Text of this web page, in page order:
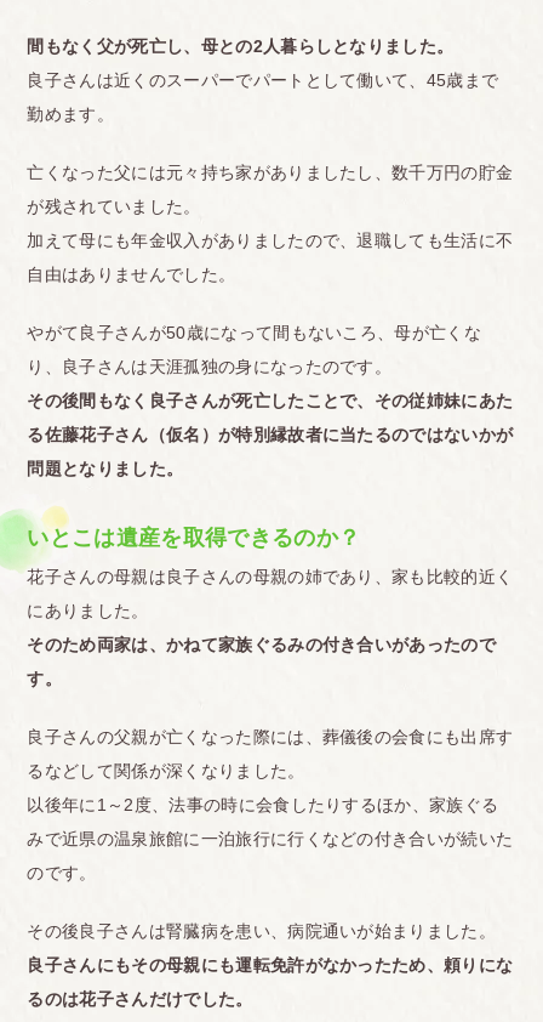
間もなく父が死亡し、母との2人暮らしとなりました。
良子さんは近くのスーパーでパートとして働いて、45歳まで
勤めます。
亡くなった父には元々持ち家がありましたし、数千万円の貯金
が残されていました。
加えて母にも年金収入がありましたので、退職しても生活に不
自由はありませんでした。
やがて良子さんが50歳になって間もないころ、母が亡くな
り、良子さんは天涯孤独の身になったのです。
その後間もなく良子さんが死亡したことで、その従姉妹にあた
る佐藤花子さん（仮名）が特別縁故者に当たるのではないかが
問題となりました。
いとこは遺産を取得できるのか？
花子さんの母親は良子さんの母親の姉であり、家も比較的近く
にありました。
そのため両家は、かねて家族ぐるみの付き合いがあったので
す。
良子さんの父親が亡くなった際には、葬儀後の会食にも出席す
るなどして関係が深くなりました。
以後年に1～2度、法事の時に会食したりするほか、家族ぐる
みで近県の温泉旅館に一泊旅行に行くなどの付き合いが続いた
のです。
その後良子さんは腎臓病を患い、病院通いが始まりました。
良子さんにもその母親にも運転免許がなかったため、頼りにな
るのは花子さんだけでした。